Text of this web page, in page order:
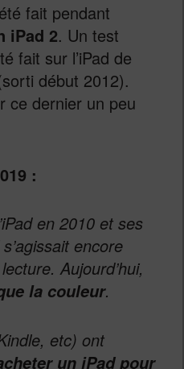
fait pendant
iPad 2. Un test
fait sur l’iPad de
début 2012).
ce dernier un peu
:
en 2010 et ses
encore
Aujourd’hui,
la couleur.
etc) ont
un iPad pour